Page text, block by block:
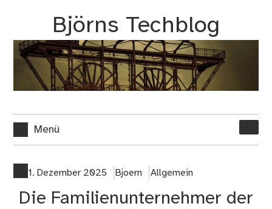
springen
Björns Techblog
Menü
nach:
1. Dezember 2025 Bjoern Allgemein
Die Familienunternehmer der